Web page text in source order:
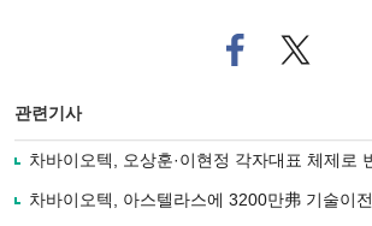
페
이
로
기
사
트위
터로
관련기사
차바이오텍, 오상훈·이현정 각자대표 체제로
차바이오텍, 아스텔라스에 3200만弗 기술이전